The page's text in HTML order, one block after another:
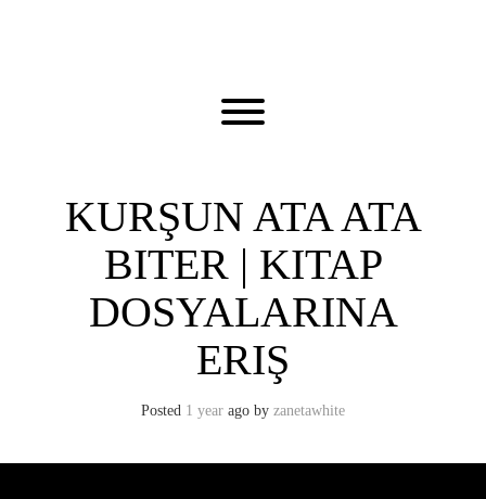
Toggle menu visibility.
KURŞUN ATA ATA
BITER | KITAP
DOSYALARINA
ERIŞ
Posted 1 year ago by zanetawhite